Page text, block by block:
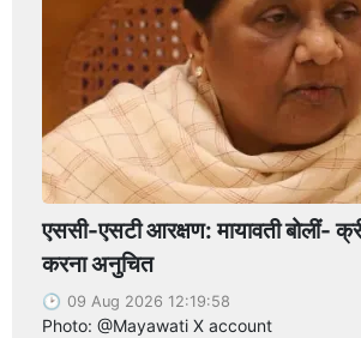
एससी-एसटी आरक्षण: मायावती बोलीं-
करना अनुचित
09 Aug 2026 12:19:58
Photo: @Mayawati X account